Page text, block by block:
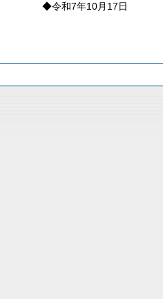
◆令和7年10月17日